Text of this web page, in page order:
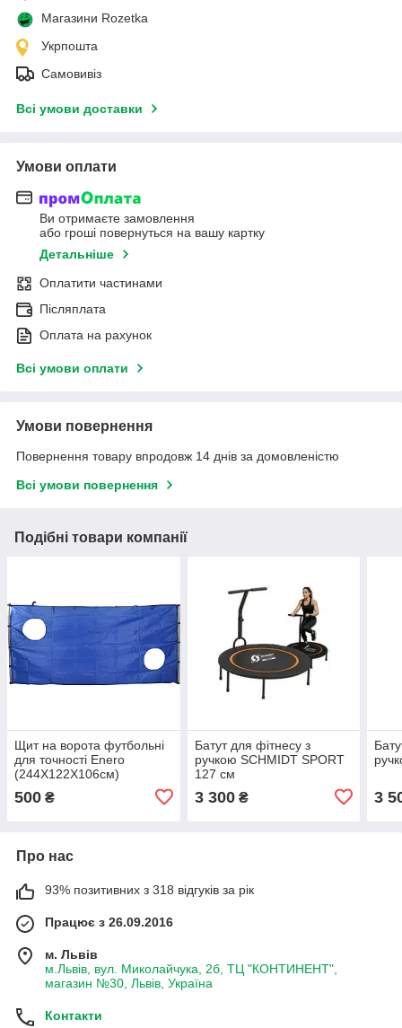
Магазини Rozetka
Укрпошта
Самовивіз
Всі умови доставки
Умови оплати
Ви отримаєте замовлення
або гроші повернуться на вашу картку
Детальніше
Оплатити частинами
Післяплата
Оплата на рахунок
Всі умови оплати
Умови повернення
Повернення товару впродовж 14 днів за домовленістю
Всі умови повернення
Подібні товари компанії
Щит на ворота футбольні
для точності Enero
(244X122X106см)
500 ₴
Батут для фітнесу з
ручкою SCHMIDT SPORT
127 см
3 300₴ 3
Про нас
93% позитивних з 318 відгуків за рік
Працює з 26.09.2016
м. Львів
м.Львів, вул. Миколайчука, 2б, ТЦ "КОНТИНЕНТ",
магазин №30, Львів, Україна
Контакти